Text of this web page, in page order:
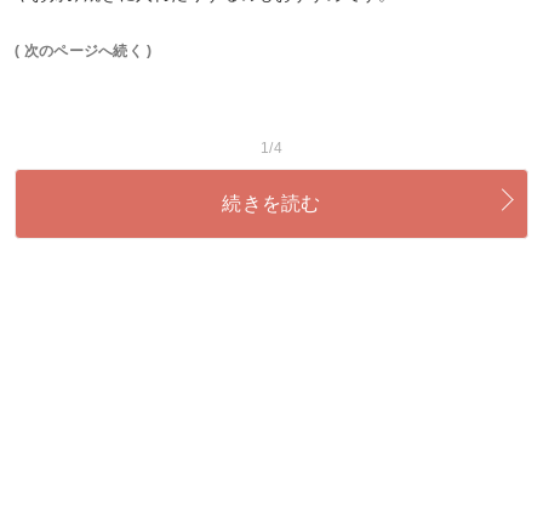
( 次のページへ続く )
1/4
続きを読む